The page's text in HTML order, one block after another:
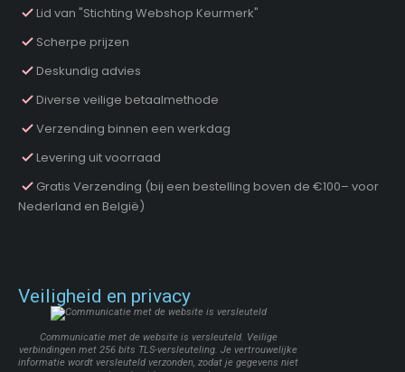
Lid van "Stichting Webshop Keurmerk"
Scherpe prijzen
Deskundig advies
Diverse veilige betaalmethode
Verzending binnen een werkdag
Levering uit voorraad
Gratis Verzending (bij een bestelling boven de €100– voor
Nederland en België)
Veiligheid en privacy
Communicatie met de website is versleuteld. Veilige
verbindingen met 256 bits TLS-versleuteling. Je vertrouwelijke
informatie wordt versleuteld verzonden, zodat je gegevens niet